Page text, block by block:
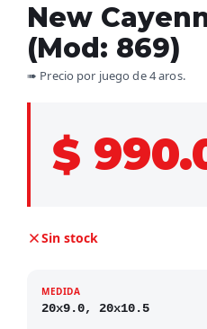
New
(Mod: 869)
➠ Precio por juego de 4 aros.
$
Sin stock
MEDIDA
20x9.0, 20x10.5